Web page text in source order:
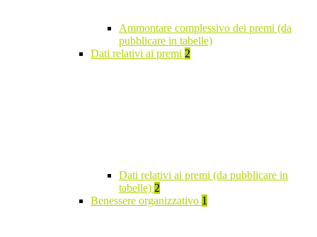
Ammontare complessivo dei premi (da
pubblicare in tabelle)
Dati relativi ai premi 2
Dati relativi ai premi (da pubblicare in
tabelle) 2
Benessere organizzativo 1